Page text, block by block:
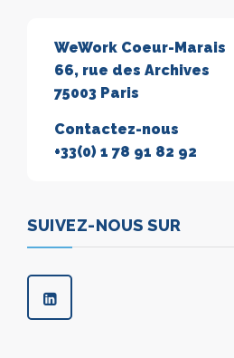
WeWork Coeur-Marais
66, rue des Archives
75003 Paris
Contactez-nous
+33(0) 1 78 91 82 92
SUIVEZ-NOUS SUR